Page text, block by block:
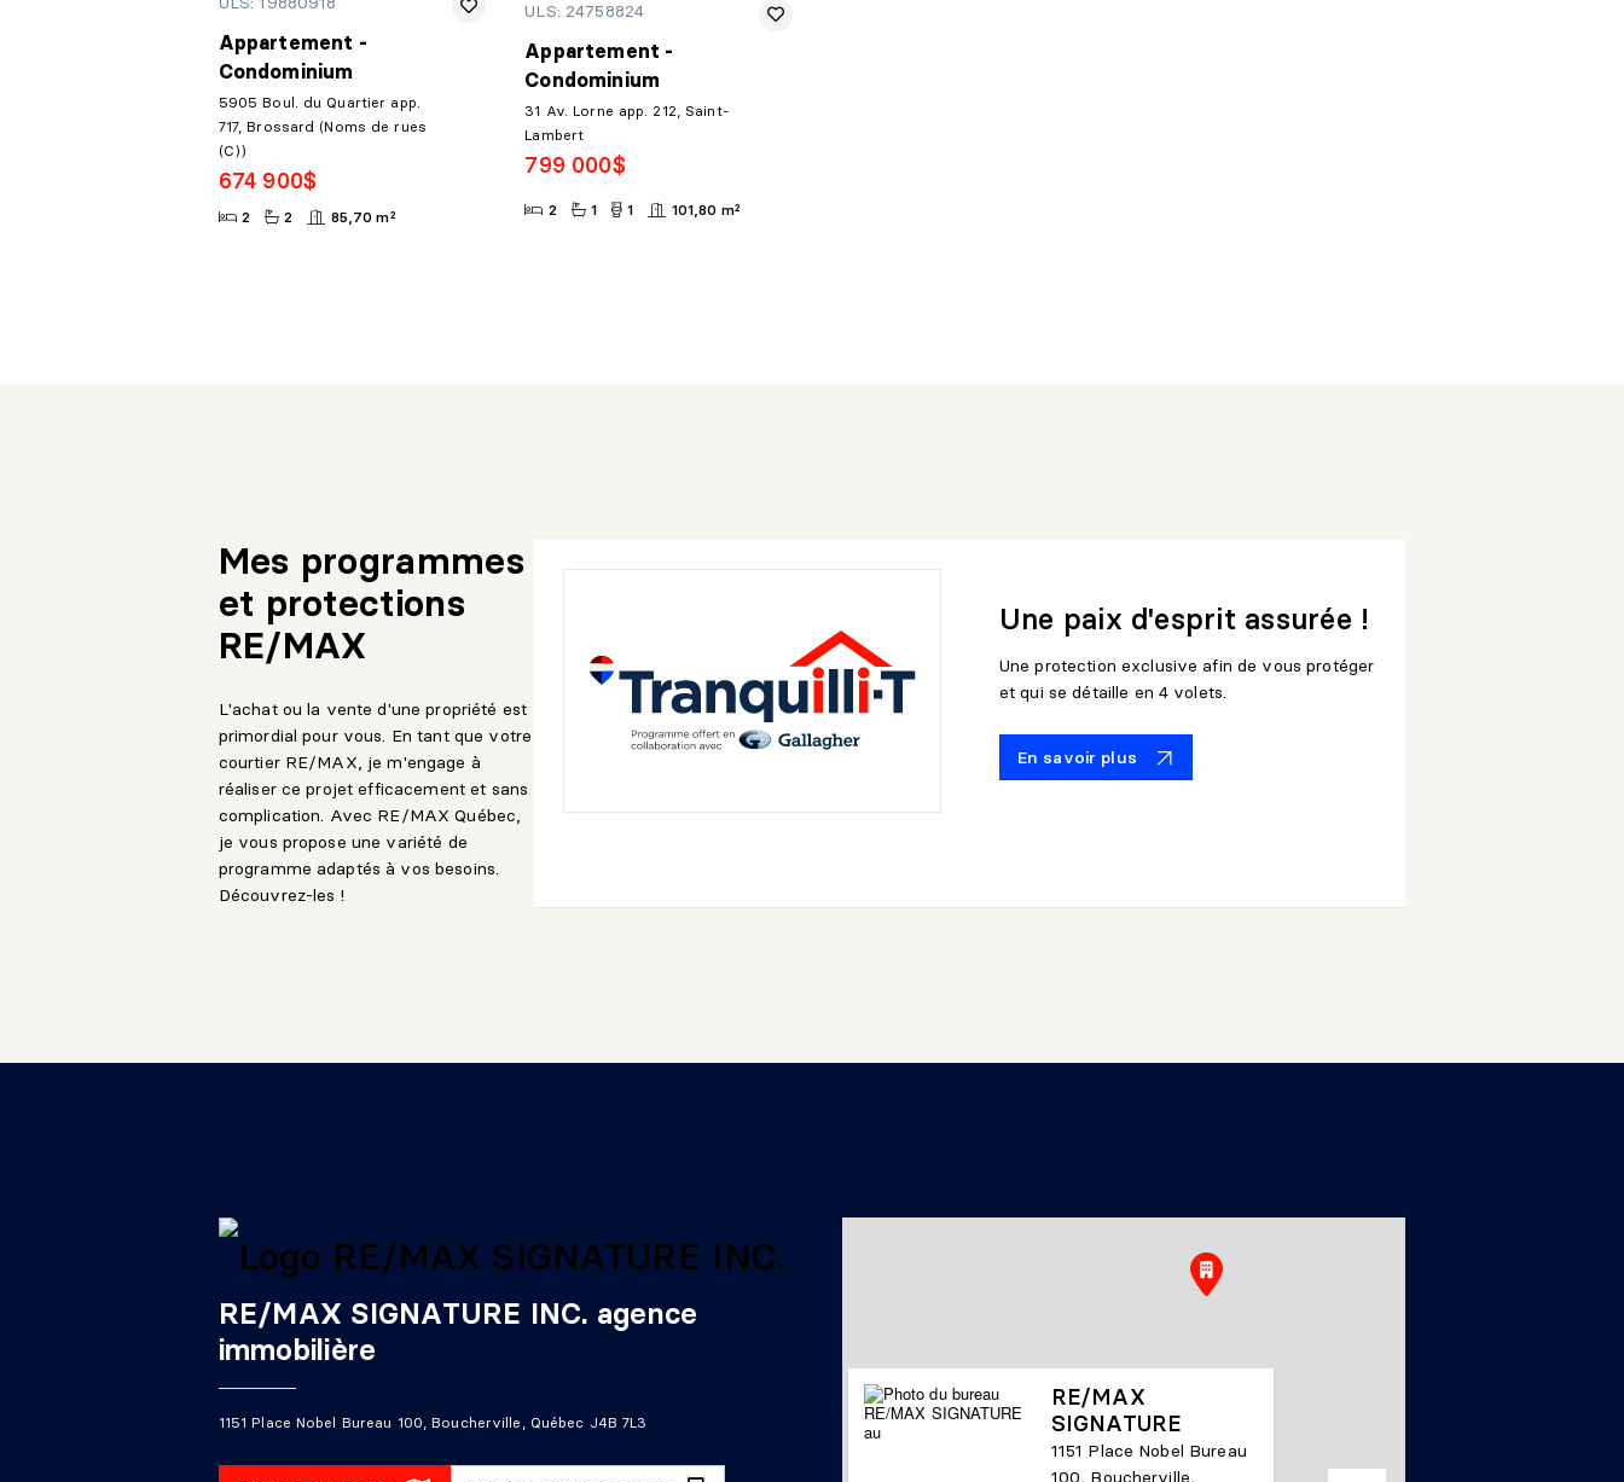
Appartement -
Condominium
5905 Boul. du Quartier app.
717, Brossard (Noms de rues
(C))
674 900$
2 2 85,70 m²
ULS: 24758824
Appartement -
Condominium
31 Av. Lorne app. 212, Saint-
Lambert
799 000$
2 1 1 101,80 m²
Mes programmes
et protections
RE/MAX
L'achat ou la vente d'une propriété est
primordial pour vous. En tant que votre
courtier RE/MAX, je m'engage à
réaliser ce projet efficacement et sans
complication. Avec RE/MAX Québec,
je vous propose une variété de
programme adaptés à vos besoins.
Découvrez-les !
Une paix d'esprit assurée !
Une protection exclusive afin de vous protéger
et qui se détaille en 4 volets.
En savoir plus
RE/MAX SIGNATURE INC. agence
immobilière
1151 Place Nobel Bureau 100, Boucherville, Québec J4B 7L3
RE/MAX
SIGNATURE
1151 Place Nobel Bureau
100, Boucherville,